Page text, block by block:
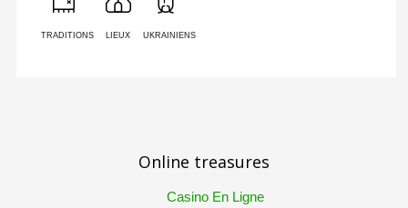
TRADITIONS LIEUX UKRAINIENS
Online treasures
Casino En Ligne